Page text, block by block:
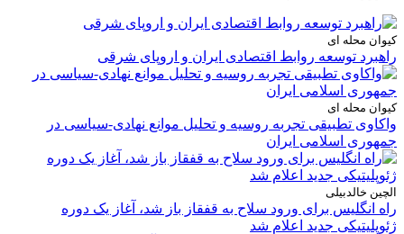
کیوان محله ای
راهبرد توسعه روابط اقتصادی ایران و اروپای شرقی
کیوان محله ای
واکاوی تطبیقی تجربه روسیه و تحلیل موانع نهادی-سیاسی در
جمهوری اسلامی ایران
الچین خالدبیلی
راه انگلیس برای ورود سلاح به قفقاز باز شد، آغاز یک دوره
ژئوپلیتیکی جدید اعلام شد